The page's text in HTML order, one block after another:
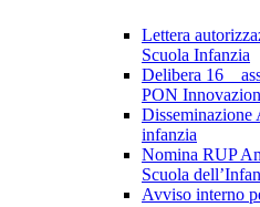
Lettera
Scuola Infanzia
Delibera 16 _
PON
Disseminazione
infanzia
Nomina RUP
Scuola
Avviso interno